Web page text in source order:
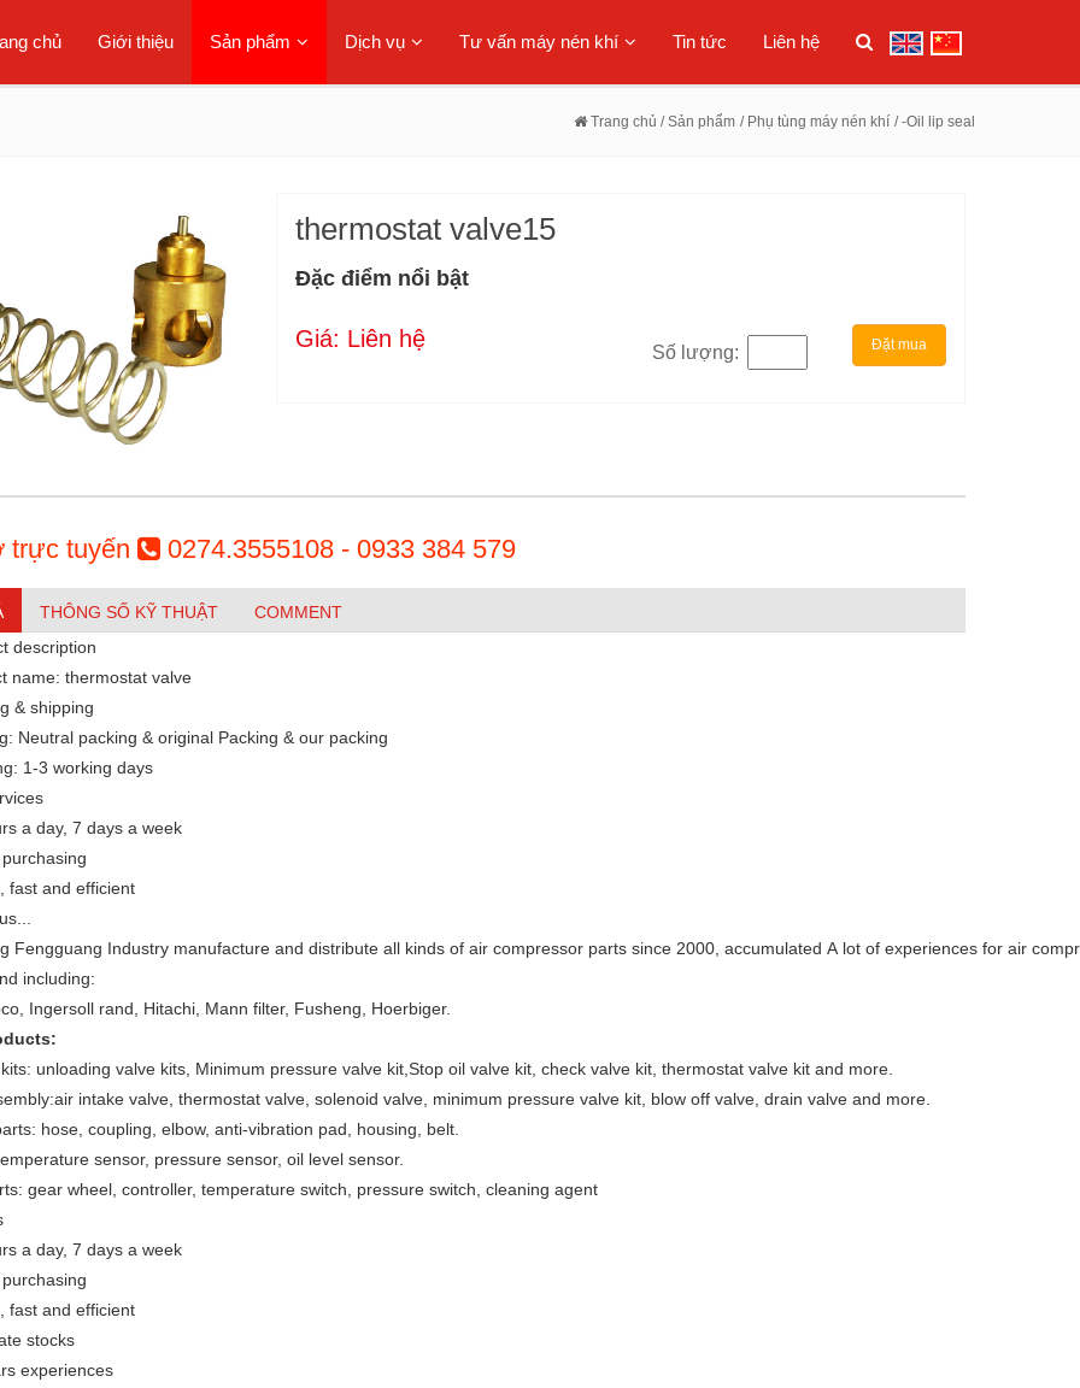
chủ Giới thiệu Sản phẩm Dịch vụ Tư vấn máy nén khí Tin tức Liên hệ
Trang chủ / Sản phẩm / Phụ tùng máy nén khí / -Oil lip seal
thermostat valve15
Đặc điểm nổi bật
Giá: Liên hệ
Số lượng: Đặt mua
trực tuyến 0274.3555108 - 0933 384 579
THÔNG SỐ KỸ THUẬT
COMMENT
description
name: thermostat valve
& shipping
Neutral packing & original Packing & our packing
1-3 working days
a day, 7 days a week
fast and efficient
Fengguang Industry manufacture and distribute all kinds of air compressor parts since 2000, accumulated A lot of experiences for air
including:
Ingersoll rand, Hitachi, Mann filter, Fusheng, Hoerbiger.
unloading valve kits, Minimum pressure valve kit,Stop oil valve kit, check valve kit, thermostat valve kit and more.
intake valve, thermostat valve, solenoid valve, minimum pressure valve kit, blow off valve, drain valve and more.
hose, coupling, elbow, anti-vibration pad, housing, belt.
sensor, pressure sensor, oil level sensor.
gear wheel, controller, temperature switch, pressure switch, cleaning agent
a day, 7 days a week
fast and efficient
stocks
experiences